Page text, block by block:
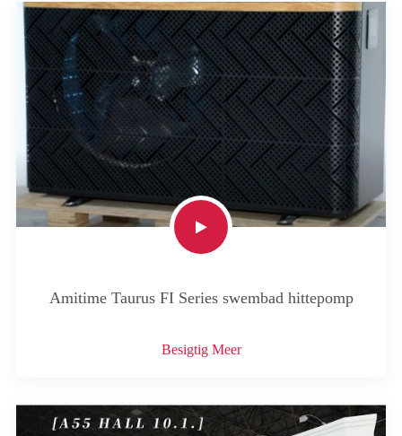
Amitime Taurus FI Series swembad hittepomp
Besigtig Meer